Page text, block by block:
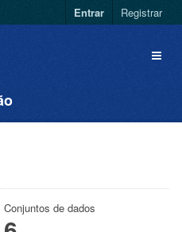
Entrar Registrar
Conjuntos de dados